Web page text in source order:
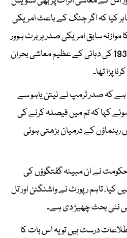
کیا کہ اگر جنگ کے باعث امریکی
سابق امریکی صدر ہربرٹ ہوور
سے کیا جا سکتا ہے، جنہیں 1930 کی دہائی کے عظیم معاشی بحران
پڑا تھا۔
ہے کہ صدر ٹرمپ نے نیتن یاہو سے
کہا کہ تم میں فیصلہ کرنے کی
کے درمیان بڑھتی ہوئی
حکومت نے ان مبینہ گفتگوؤں کی
کیا، تاہم رپورٹ نے واشنگٹن اور تل
نئی بحث چھیڑ دی ہے۔
درست ہیں تو یہ اس بات کا